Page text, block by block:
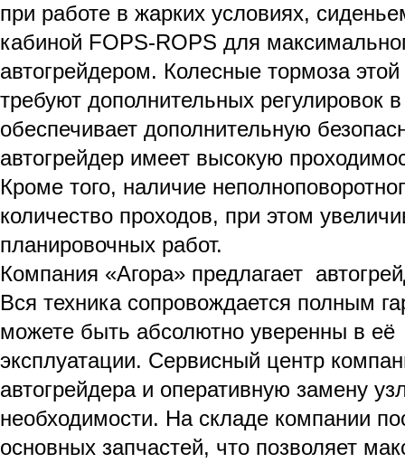
при работе в жарких условиях,
кабиной FOPS-ROPS для
автогрейдером. Колесные тормоза
требуют дополнительных регулировок
обеспечивает дополнительную
автогрейдер имеет высокую
Кроме того, наличие
количество проходов, при этом
планировочных работ.
Компания «Агора» предлагает
Вся техника сопровождается полным
можете быть абсолютно уверенны в
эксплуатации. Сервисный центр
автогрейдера и оперативную замену
необходимости. На складе компании
основных запчастей, что позволяет